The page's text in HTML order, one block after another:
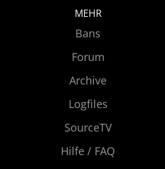
MEHR
Bans
Forum
Archive
Logfiles
SourceTV
Hilfe / FAQ